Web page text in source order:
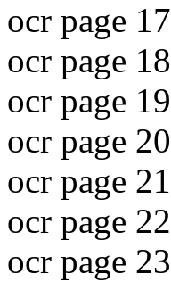
ocr page 17
ocr page 18
ocr page 19
ocr page 20
ocr page 21
ocr page 22
ocr page 23